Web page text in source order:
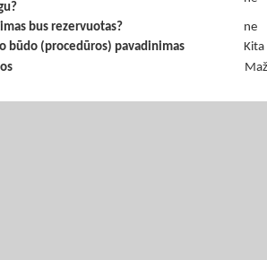
bus rezervuotas?
ne
būdo (procedūros) pavadinimas
Kita